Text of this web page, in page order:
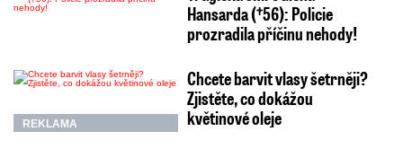
Hansarda (†56): Policie
prozradila příčinu nehody!
REKLAMA
Chcete barvit vlasy šetrněji?
Zjistěte, co dokážou
květinové oleje